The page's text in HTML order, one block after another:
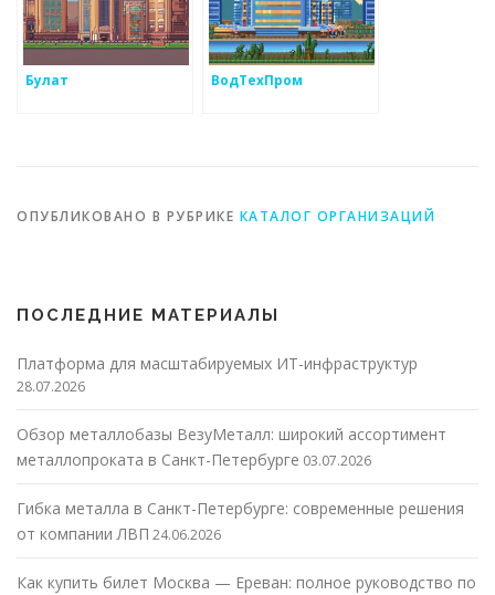
Булат ВодТехПром
ОПУБЛИКОВАНО В РУБРИКЕ КАТАЛОГ ОРГАНИЗАЦИЙ
ПОСЛЕДНИЕ МАТЕРИАЛЫ
Платформа для масштабируемых ИТ-инфраструктур
28.07.2026
Обзор металлобазы ВезуМеталл: широкий ассортимент
металлопроката в Санкт-Петербурге 03.07.2026
Гибка металла в Санкт-Петербурге: современные решения
от компании ЛВП 24.06.2026
Как купить билет Москва — Ереван: полное руководство по